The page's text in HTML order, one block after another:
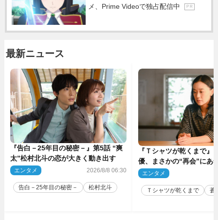
メ、Prime Videoで独占配信中
P R
最新ニュース
『告白－25年目の秘密－』第5話 “爽
太”松村北斗の恋が大きく動き出す
エンタメ 2026/8/8 06:30
告白－25年目の秘密－ 松村北斗
『Ｔシャツが乾くまで』
優、まさかの“再会”に
動揺「びっくりした!!」
エンタメ
Ｔシャツが乾くまで 蒼